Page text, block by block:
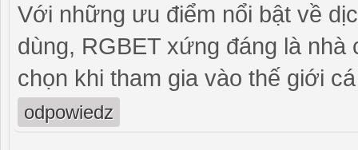
Với những ưu điểm nổi bật về
dùng, RGBET xứng đáng là
chọn khi tham gia vào thế giới
odpowiedz